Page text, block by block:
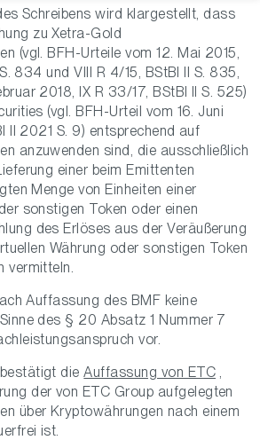
Schreibens wird klargestellt, dass
zu Xetra-Gold
(vgl. BFH-Urteile vom 12. Mai 2015,
834 und VIII R 4/15, BStBl II S. 835,
2018, IX R 33/17, BStBl II S. 525)
(vgl. BFH-Urteil vom 16. Juni
II 2021 S. 9) entsprechend auf
anzuwenden sind, die ausschließlich
einer beim Emittenten
Menge von Einheiten einer
sonstigen Token oder einen
des Erlöses aus der Veräußerung
Währung oder sonstigen Token
vermitteln.
Auffassung des BMF keine
des § 20 Absatz 1 Nummer 7
vor.
bestätigt dieAuffassung von ETC ,
der von ETC Group aufgelegten
über Kryptowährungen nach einem
ist.